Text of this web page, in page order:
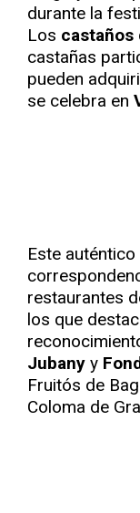
durante la
Los castaños
castañas
pueden
se celebra en
Este
restaurantes
los que
Jubany y
Fruitós de
Coloma de